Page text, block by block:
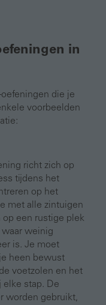
in
die je
voorbeelden
richt zich op
tijdens het
op het
met alle zintuigen
een rustige plek
weinig
is. Je moet
heen bewust
voetzolen en het
elke stap. De
worden gebruikt,